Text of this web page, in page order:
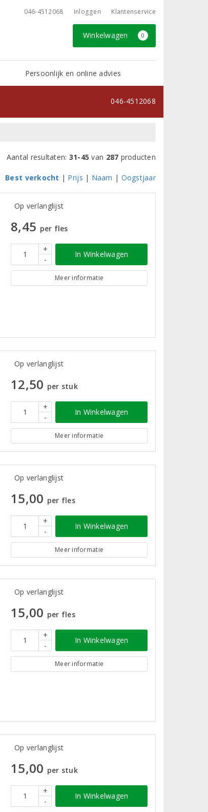
046-4512068 Inloggen Klantenservice
Winkelwagen 0
Persoonlijk en online advies
046-4512068
Aantal resultaten: 31-45 van 287 producten
Best verkocht | Prijs | Naam | Oogstjaar
Op verlanglijst
8,45 per fles
+
-
In Winkelwagen
Meer informatie
Op verlanglijst
12,50 per stuk
+
-
In Winkelwagen
Meer informatie
Op verlanglijst
15,00 per fles
+
-
In Winkelwagen
Meer informatie
Op verlanglijst
15,00 per fles
+
-
In Winkelwagen
Meer informatie
Op verlanglijst
15,00 per stuk
+
-
In Winkelwagen